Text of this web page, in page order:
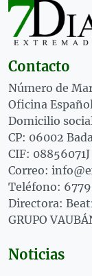
Contacto
Número de
Oficina
Domicilio
CP: 06002
CIF: 08856071J
Correo:
Teléfono:
Directora:
GRUPO
Noticias